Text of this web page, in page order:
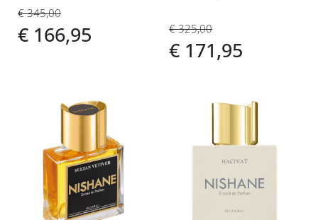
€ 345,00
€ 166,95 € 325,00
€ 171,95
toe
aan
verlanglijst
toe
verlanglijst